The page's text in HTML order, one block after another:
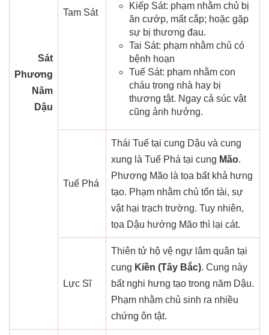
Sát
Phương
Năm
Dậu
Tam Sát
Kiếp Sát: phạm nhằm chủ bị
ăn cướp, mất cắp; hoặc gặp
sự bị thương đau.
Tai Sát: phạm nhằm chủ có
bệnh hoạn
Tuế Sát: phạm nhằm con
cháu trong nhà hay bị
thương tật. Ngay cả súc vật
cũng ảnh hưởng.
Tuế Phá
Thái Tuế tại cung Dậu và cung
xung là Tuế Phá tại cung Mão.
Phương Mão là tọa bất khả hưng
tạo. Phạm nhằm chủ tổn tài, sự
vật hại trạch trường. Tuy nhiên,
tọa Dậu hướng Mão thì lại cát.
Lực Sĩ
Thiên tử hộ vệ ngự lâm quân tại
cung Kiền (Tây Bắc). Cung này
bất nghi hưng tạo trong năm Dậu.
Phạm nhằm chủ sinh ra nhiều
chứng ôn tật.